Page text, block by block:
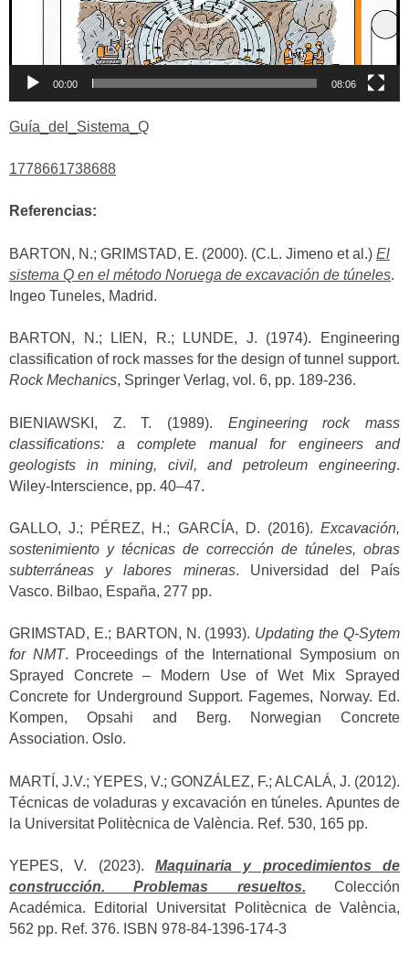
00:00 08:06
Guía_del_Sistema_Q
1778661738688
Referencias:
BARTON, N.; GRIMSTAD, E. (2000). (C.L. Jimeno et al.) El
sistema Q en el método Noruega de excavación de túneles.
Ingeo Tuneles, Madrid.
BARTON, N.; LIEN, R.; LUNDE, J. (1974). Engineering
classification of rock masses for the design of tunnel support.
Rock Mechanics, Springer Verlag, vol. 6, pp. 189-236.
BIENIAWSKI, Z. T. (1989). Engineering rock mass
classifications: a complete manual for engineers and
geologists in mining, civil, and petroleum engineering.
Wiley-Interscience, pp. 40–47.
GALLO, J.; PÉREZ, H.; GARCÍA, D. (2016). Excavación,
sostenimiento y técnicas de corrección de túneles, obras
subterráneas y labores mineras. Universidad del País
Vasco. Bilbao, España, 277 pp.
GRIMSTAD, E.; BARTON, N. (1993). Updating the Q-Sytem
for NMT. Proceedings of the International Symposium on
Sprayed Concrete – Modern Use of Wet Mix Sprayed
Concrete for Underground Support. Fagemes, Norway. Ed.
Kompen, Opsahi and Berg. Norwegian Concrete
Association. Oslo.
MARTÍ, J.V.; YEPES, V.; GONZÁLEZ, F.; ALCALÁ, J. (2012).
Técnicas de voladuras y excavación en túneles. Apuntes de
la Universitat Politècnica de València. Ref. 530, 165 pp.
YEPES, V. (2023). Maquinaria y procedimientos de
construcción. Problemas resueltos. Colección
Académica. Editorial Universitat Politècnica de València,
562 pp. Ref. 376. ISBN 978-84-1396-174-3